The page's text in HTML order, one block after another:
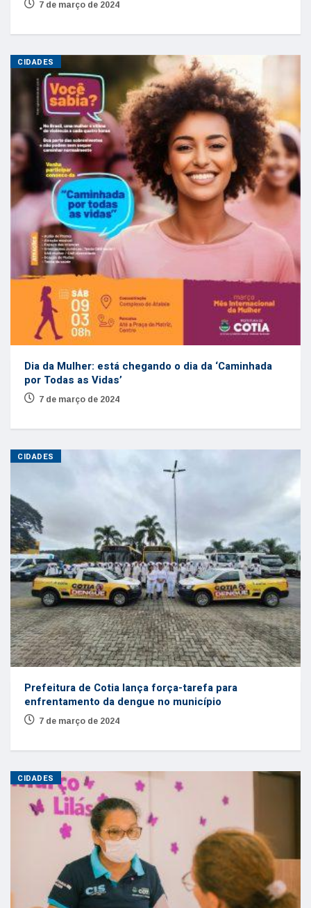
7 de março de 2024
CIDADES
Dia da Mulher: está chegando o dia da ‘Caminhada
por Todas as Vidas’
7 de março de 2024
CIDADES
Prefeitura de Cotia lança força-tarefa para
enfrentamento da dengue no município
7 de março de 2024
CIDADES